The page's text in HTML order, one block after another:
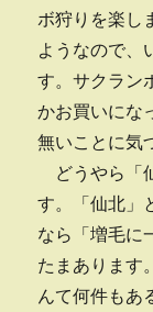
ボ狩りを楽し
ようなので、
す。サクラン
かお買いにな
無いことに気
どうやら「
す。「仙北」
なら「増毛に
たまあります
んて何件もあ